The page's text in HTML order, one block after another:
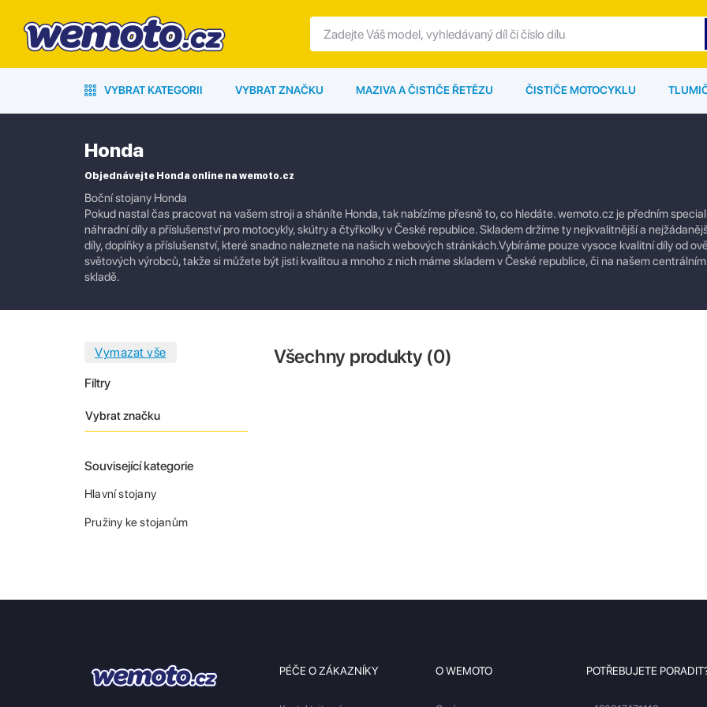
VYBRAT KATEGORII VYBRAT ZNAČKU MAZIVA A ČISTIČE ŘETĚZU ČISTIČE MOTOCYKLU
Honda
Objednávejte Honda online na wemoto.cz
Boční stojany Honda
Pokud nastal čas pracovat na vašem stroji a sháníte Honda, tak nabízíme přesně to, co hledáte. wemoto.cz je předním
náhradní díly a příslušenství pro motocykly, skútry a čtyřkolky v České republice. Skladem držíme ty nejkvalitnější a
díly, doplňky a příslušenství, které snadno naleznete na našich webových stránkách.Vybíráme pouze vysoce kvalitní díly od
světových výrobců, takže si můžete být jisti kvalitou a mnoho z nich máme skladem v České republice, či na našem
skladě.
Filtry
Vybrat značku
Související kategorie
Hlavní stojany
Pružiny ke stojanům
Všechny produkty (0)
PÉČE O ZÁKAZNÍKY O WEMOTO POTŘEBUJETE